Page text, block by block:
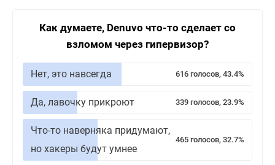
Как думаете, Denuvo что-то сделает со
взломом через гипервизор?
Нет, это навсегда 616 голосов, 43.4%
Да, лавочку прикроют 339 голосов, 23.9%
Что-то наверняка придумают,
но хакеры будут умнее
465 голосов, 32.7%